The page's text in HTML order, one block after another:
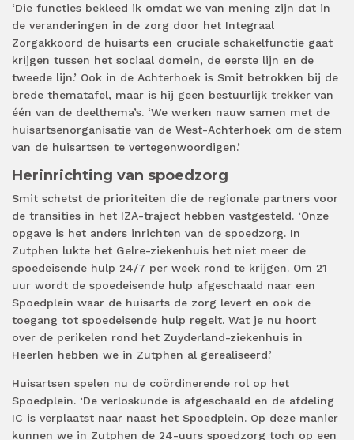
‘Die functies bekleed ik omdat we van mening zijn dat in
de veranderingen in de zorg door het Integraal
Zorgakkoord de huisarts een cruciale schakelfunctie gaat
krijgen tussen het sociaal domein, de eerste lijn en de
tweede lijn.’ Ook in de Achterhoek is Smit betrokken bij de
brede thematafel, maar is hij geen bestuurlijk trekker van
één van de deelthema’s. ‘We werken nauw samen met de
huisartsenorganisatie van de West-Achterhoek om de stem
van de huisartsen te vertegenwoordigen.’
Herinrichting van spoedzorg
Smit schetst de prioriteiten die de regionale partners voor
de transities in het IZA-traject hebben vastgesteld. ‘Onze
opgave is het anders inrichten van de spoedzorg. In
Zutphen lukte het Gelre-ziekenhuis het niet meer de
spoedeisende hulp 24/7 per week rond te krijgen. Om 21
uur wordt de spoedeisende hulp afgeschaald naar een
Spoedplein waar de huisarts de zorg levert en ook de
toegang tot spoedeisende hulp regelt. Wat je nu hoort
over de perikelen rond het Zuyderland-ziekenhuis in
Heerlen hebben we in Zutphen al gerealiseerd.’
Huisartsen spelen nu de coördinerende rol op het
Spoedplein. ‘De verloskunde is afgeschaald en de afdeling
IC is verplaatst naar naast het Spoedplein. Op deze manier
kunnen we in Zutphen de 24-uurs spoedzorg toch op een